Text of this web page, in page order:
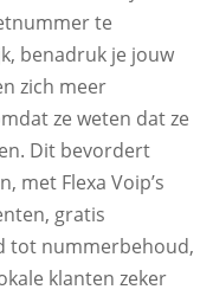
te
benadruk je jouw
zich meer
ze weten dat ze
Dit bevordert
met Flexa Voip’s
gratis
tot nummerbehoud,
klanten zeker